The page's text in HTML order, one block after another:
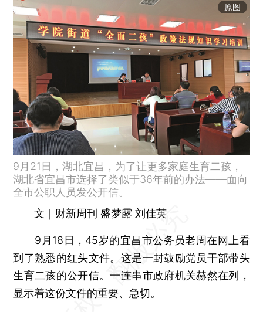
原图
9月21日，湖北宜昌，为了让更多家庭生育二孩，
湖北省宜昌市选择了类似于36年前的办法——面向
全市公职人员发公开信。
文｜财新周刊 盛梦露 刘佳英
9月18日，45岁的宜昌市公务员老周在网上看
到了熟悉的红头文件。这是一封鼓励党员干部带头
生育二孩的公开信。一连串市政府机关赫然在列，
显示着这份文件的重要、急切。